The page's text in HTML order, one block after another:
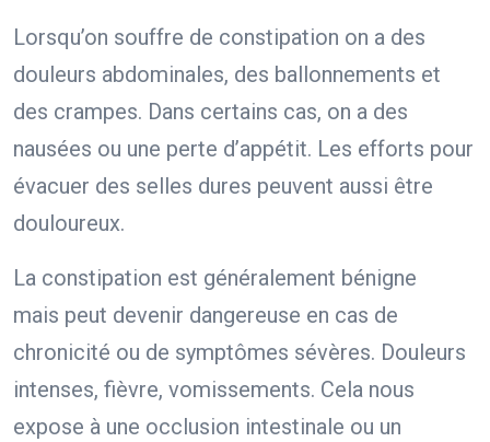
Lorsqu’on souffre de constipation on a des
douleurs abdominales, des ballonnements et
des crampes. Dans certains cas, on a des
nausées ou une perte d’appétit. Les efforts pour
évacuer des selles dures peuvent aussi être
douloureux.
La constipation est généralement bénigne
mais peut devenir dangereuse en cas de
chronicité ou de symptômes sévères. Douleurs
intenses, fièvre, vomissements. Cela nous
expose à une occlusion intestinale ou un